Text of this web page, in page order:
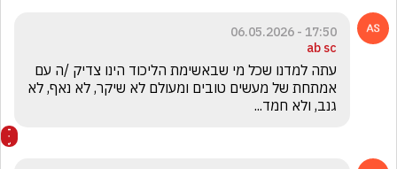
17:50 - 06.05.2026
ab sc
גנב, ולא חמד...